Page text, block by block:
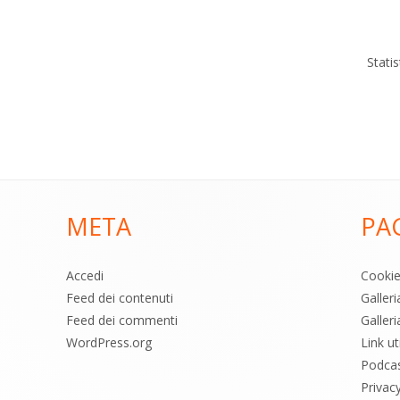
META
Accedi
Feed dei contenuti
Feed dei commenti
WordPress.org
Link